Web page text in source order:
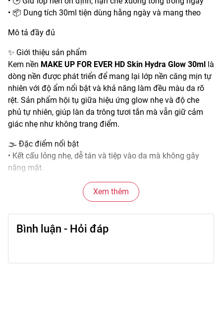
• 📦 Dung tích 30ml tiện dùng hằng ngày và mang theo
Mô tả đầy đủ
✨ Giới thiệu sản phẩm
Kem nền MAKE UP FOR EVER HD Skin Hydra Glow 30ml
là
dòng nền được phát triển để mang lại lớp nền căng mịn tự
nhiên với độ ẩm nổi bật và khả năng làm đều màu da rõ
rệt. Sản phẩm hội tụ giữa hiệu ứng glow nhẹ và độ che
phủ tự nhiên, giúp làn da trông tươi tắn mà vẫn giữ cảm
giác nhẹ như không trang điểm.
🌫️ Đặc điểm nổi bật
• Kết cấu lỏng nhẹ, dễ tán và tiệp vào da mà không gây
nặng mặt.
• Hiệu ứng glow mềm mại giúp da trông căng mướt, rạng
• Che phủ từ nhẹ đến trung bình, đủ để làm đều màu da.
• Bám nền ổn định, giữ lớp makeup mịn mà không bị
cakey.
Xem thêm
Bình luận - Hỏi đáp